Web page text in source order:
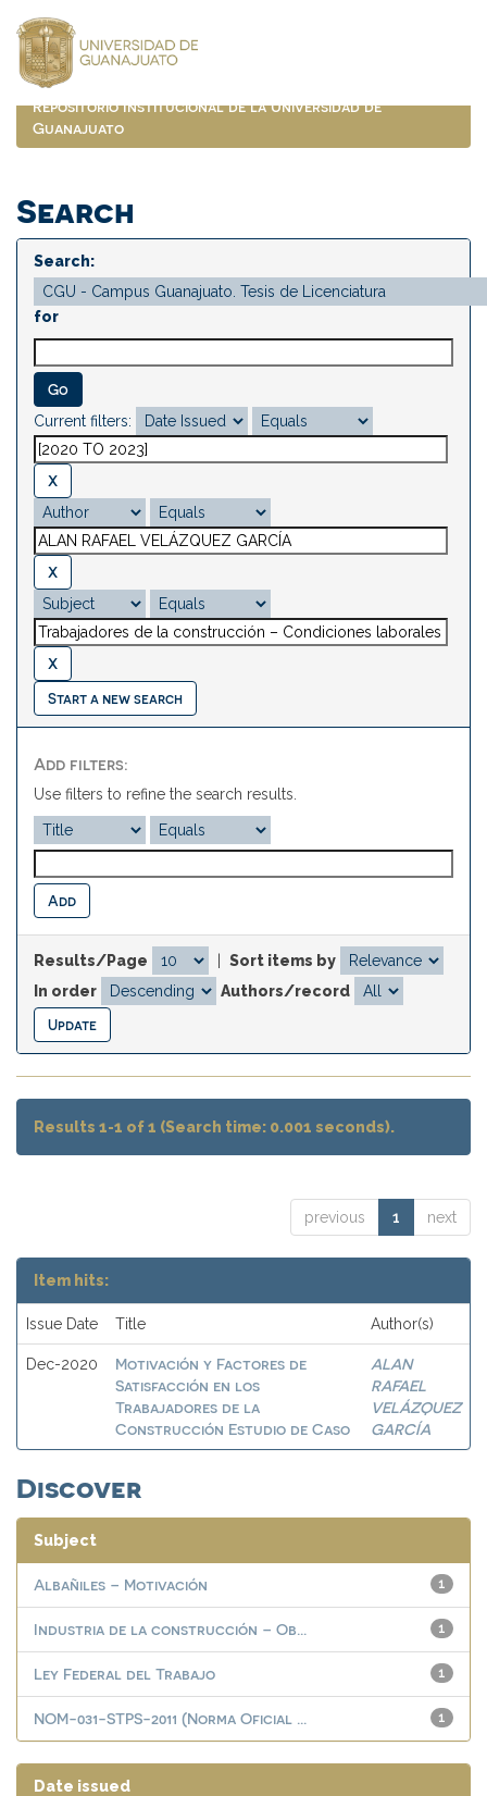
navigation
Repositorio Institucional de la Universidad de
Guanajuato
Search
Search:
for
Current filters:
Start a new search
Add filters:
Use filters to refine the search results.
Results/Page
Sort items by
In order
Authors/record
Results 1-1 of 1 (Search time: 0.001 seconds).
previous 1 next
Item hits:
Issue Date Title Author(s)
Dec-2020
Motivación y Factores de
Satisfacción en los
Trabajadores de la
Construcción Estudio de Caso
ALAN
RAFAEL
VELÁZQUEZ
GARCÍA
Discover
Subject
1
Albañiles – Motivación
1
Industria de la construcción – Ob...
1
Ley Federal del Trabajo
1
NOM-031-STPS-2011 (Norma Oficial ...
Date issued